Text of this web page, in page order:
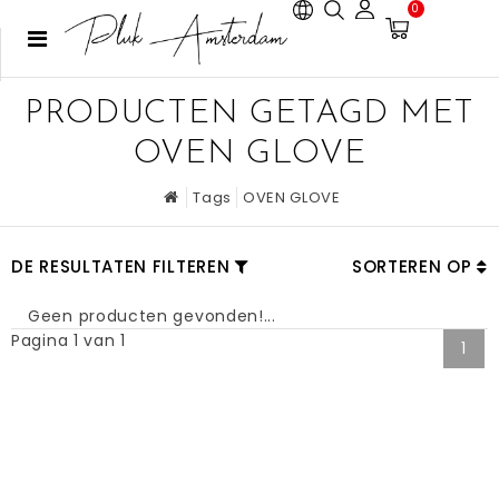
0
PRODUCTEN GETAGD MET
OVEN GLOVE
Tags OVEN GLOVE
DE RESULTATEN FILTEREN SORTEREN OP
Geen producten gevonden!...
Pagina 1 van 1
1